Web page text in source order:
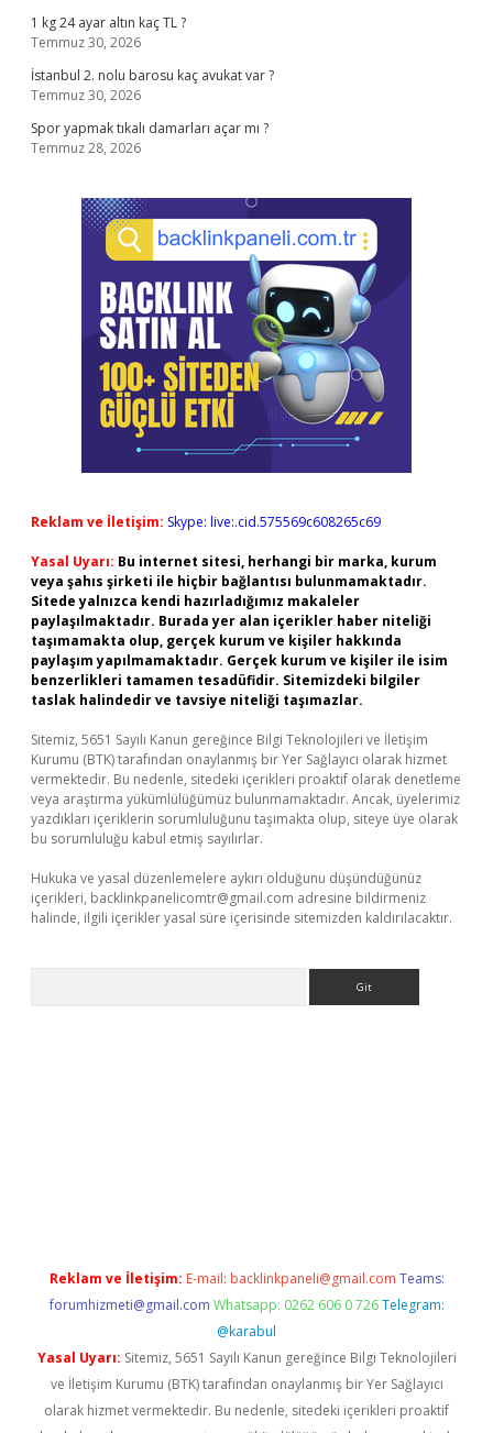
1 kg 24 ayar altın kaç TL ?
Temmuz 30, 2026
İstanbul 2. nolu barosu kaç avukat var ?
Temmuz 30, 2026
Spor yapmak tıkalı damarları açar mı ?
Temmuz 28, 2026
Reklam ve İletişim: Skype: live:.cid.575569c608265c69
Yasal Uyarı: Bu internet sitesi, herhangi bir marka, kurum
veya şahıs şirketi ile hiçbir bağlantısı bulunmamaktadır.
Sitede yalnızca kendi hazırladığımız makaleler
paylaşılmaktadır. Burada yer alan içerikler haber niteliği
taşımamakta olup, gerçek kurum ve kişiler hakkında
paylaşım yapılmamaktadır. Gerçek kurum ve kişiler ile isim
benzerlikleri tamamen tesadüfidir. Sitemizdeki bilgiler
taslak halindedir ve tavsiye niteliği taşımazlar.
Sitemiz, 5651 Sayılı Kanun gereğince Bilgi Teknolojileri ve İletişim
Kurumu (BTK) tarafından onaylanmış bir Yer Sağlayıcı olarak hizmet
vermektedir. Bu nedenle, sitedeki içerikleri proaktif olarak denetleme
veya araştırma yükümlülüğümüz bulunmamaktadır. Ancak, üyelerimiz
yazdıkları içeriklerin sorumluluğunu taşımakta olup, siteye üye olarak
bu sorumluluğu kabul etmiş sayılırlar.
Hukuka ve yasal düzenlemelere aykırı olduğunu düşündüğünüz
içerikleri, backlinkpanelicomtr@gmail.com adresine bildirmeniz
halinde, ilgili içerikler yasal süre içerisinde sitemizden kaldırılacaktır.
Reklam ve İletişim: E-mail: backlinkpaneli@gmail.com Teams:
forumhizmeti@gmail.com Whatsapp: 0262 606 0 726 Telegram:
@karabul
Yasal Uyarı: Sitemiz, 5651 Sayılı Kanun gereğince Bilgi Teknolojileri
ve İletişim Kurumu (BTK) tarafından onaylanmış bir Yer Sağlayıcı
olarak hizmet vermektedir. Bu nedenle, sitedeki içerikleri proaktif